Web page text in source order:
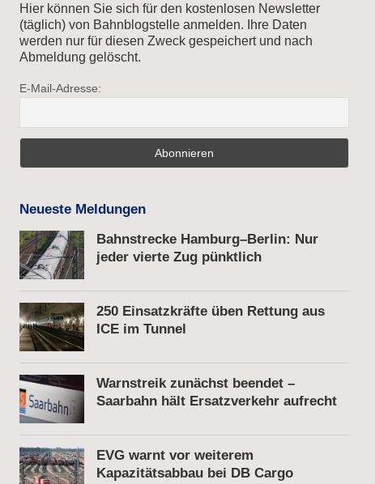
Hier können Sie sich für den kostenlosen Newsletter
(täglich) von Bahnblogstelle anmelden. Ihre Daten
werden nur für diesen Zweck gespeichert und nach
Abmeldung gelöscht.
E-Mail-Adresse:
Neueste Meldungen
Bahnstrecke Hamburg–Berlin: Nur
jeder vierte Zug pünktlich
250 Einsatzkräfte üben Rettung aus
ICE im Tunnel
Warnstreik zunächst beendet –
Saarbahn hält Ersatzverkehr aufrecht
EVG warnt vor weiterem
Kapazitätsabbau bei DB Cargo